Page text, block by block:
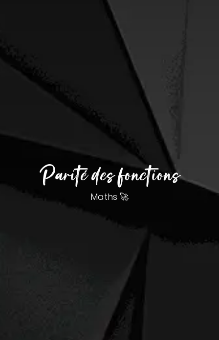
Parité des fonctions
Maths 🚀